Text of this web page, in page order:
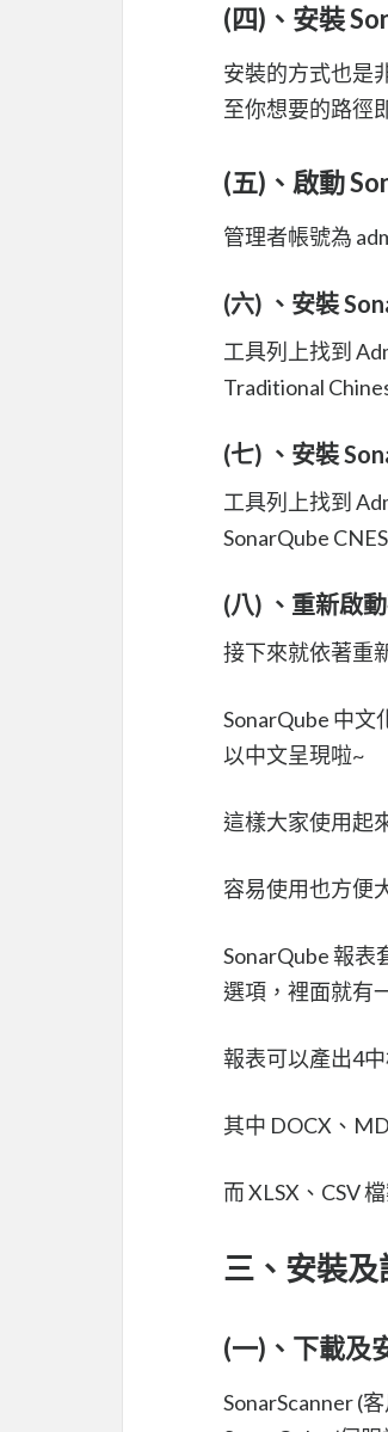
(四)、安裝
安裝的方式也是
至你想要的路徑
(五)、啟動
管理者帳號為
(六) 、安裝
工具列上找到
Traditional
(七) 、安裝
工具列上找到
SonarQube
(八) 、重新啟
接下來就依著重
SonarQube 中文
以中文呈現啦~
這樣大家使用起
容易使用也方便
SonarQube 報表
選項，裡面就有
報表可以產出4
其中 DOCX、
而 XLSX、CSV
三、安裝及
(一)、下載及
SonarScanner (